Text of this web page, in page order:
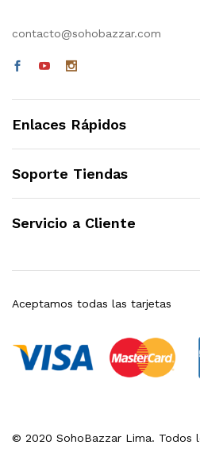
contacto@sohobazzar.com
Enlaces Rápidos
Soporte Tiendas
Servicio a Cliente
© 2020 SohoBazzar Lima. Todos
Aceptamos todas las tarjetas